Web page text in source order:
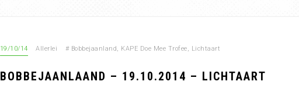
19/10/14 Allerlei # Bobbejaanland, KAPE Doe Mee Trofee, Lichtaart
BOBBEJAANLAAND – 19.10.2014 – LICHTAART